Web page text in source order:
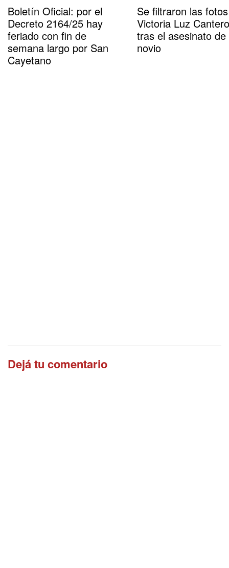
Boletín Oficial: por el
Decreto 2164/25 hay
feriado con fin de
semana largo por San
Cayetano
Se filtraron las
Victoria Luz Cantero
tras el asesinato de
novio
Dejá tu comentario